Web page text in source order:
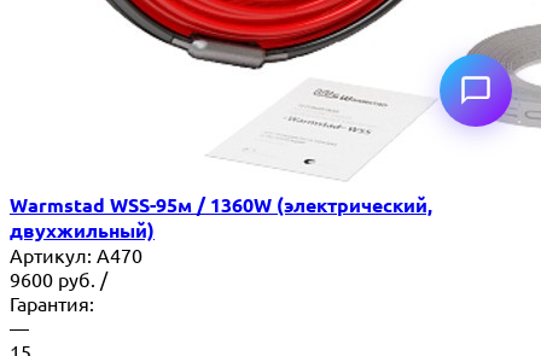
Warmstad WSS-95м / 1360W (электрический,
двухжильный)
Артикул: A470
9600 руб. /
Гарантия:
—
15